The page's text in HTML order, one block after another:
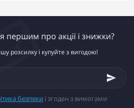
першим про акції і знижки?
розсилку і купуйте з вигодою!
безпеки і згоден з вимогами